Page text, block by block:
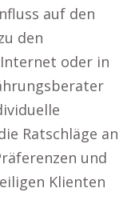
auf den
den
oder in
Ratschläge an
und
Klienten